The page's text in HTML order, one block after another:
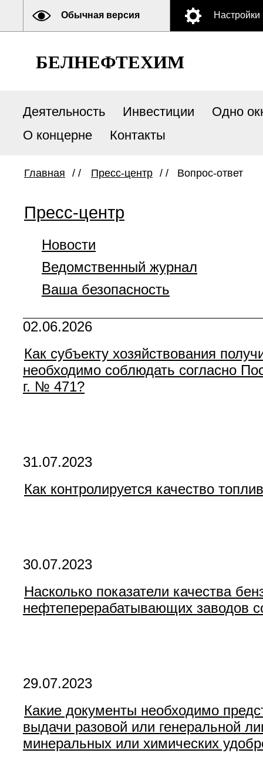
Обычная версия Настройки
БЕЛНЕФТЕХИМ
Деятельность Инвестиции
Одно
О концерне
Контакты
Главная / / Пресс-центр / / Вопрос-ответ
Пресс-центр
Новости
Ведомственный журнал
Ваша безопасность
02.06.2026
Как субъекту хозяйствования
необходимо соблюдать согласно
г. № 471?
31.07.2023
Как контролируется качество
30.07.2023
Насколько показатели качества
нефтеперерабатывающих заводов
29.07.2023
Какие документы необходимо
выдачи разовой или генеральной
минеральных или химических